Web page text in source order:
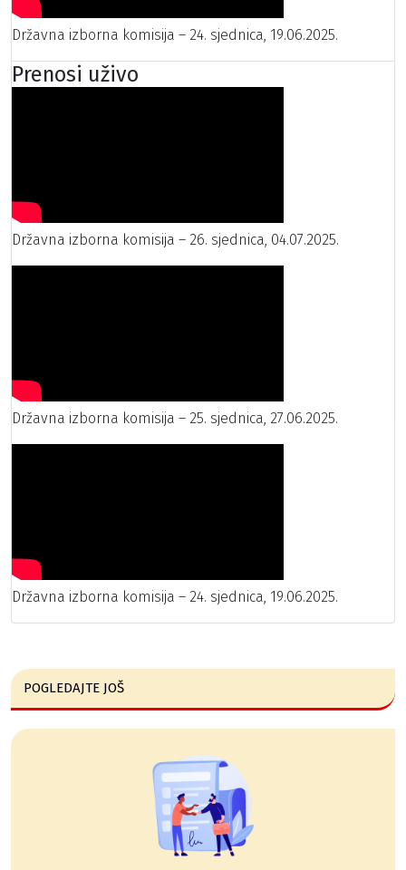
Državna izborna komisija – 24. sjednica, 19.06.2025.
Prenosi uživo
Državna izborna komisija – 26. sjednica, 04.07.2025.
Državna izborna komisija – 25. sjednica, 27.06.2025.
Državna izborna komisija – 24. sjednica, 19.06.2025.
POGLEDAJTE JOŠ